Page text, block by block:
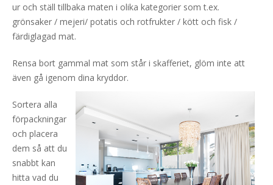
ur och ställ tillbaka maten i olika kategorier som t.ex.
grönsaker / mejeri/ potatis och rotfrukter / kött och fisk /
färdiglagad mat.
Rensa bort gammal mat som står i skafferiet, glöm inte att
även gå igenom dina kryddor.
Sortera alla
förpackningar
och placera
dem så att du
snabbt kan
hitta vad du